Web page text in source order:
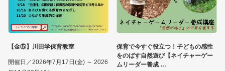
【金⑤】川田学保育教室
開催日／2026年7月17日(金) ～ 2026
保育で今すぐ役立つ！子どもの感性
をのばす自然遊び【ネイチャーゲー
ムリーダー養成